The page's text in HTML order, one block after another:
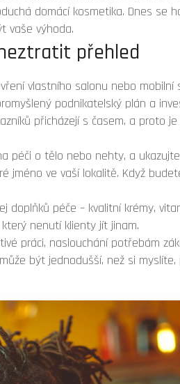
domácí kosmetika. Dnes se
vaše výhoda.
přehled
vlastního salonu nebo mobilní
podnikatelský plán a
přicházejí s časem, a proto je
péči o tělo nebo nehty, a
jméno ve vaší lokalitě. Když
doplňků péče – kvalitní krémy,
nenutí klienty jít jinam.
práci, naslouchání potřebám
být jednodušší, než si myslíte,